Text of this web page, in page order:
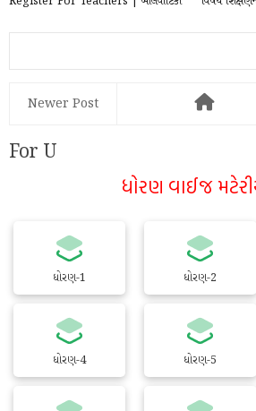
Newer Post
For U
ધોરણ વાઈજ
ધોરણ-1 ધોરણ-2
ધોરણ-4 ધોરણ-5